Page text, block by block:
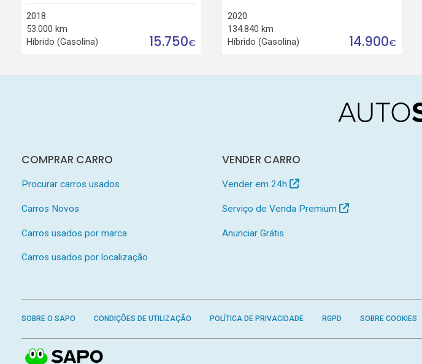
2018
53.000 km
Híbrido (Gasolina)
15.750€
2020
134.840 km
Híbrido (Gasolina)
14.900€
COMPRAR CARRO
Procurar carros usados
Carros Novos
Carros usados por marca
Carros usados por localização
VENDER CARRO
Vender em 24h
Serviço de Venda Premium
Anunciar Grátis
SOBRE O SAPO CONDIÇÕES DE UTILIZAÇÃO POLÍTICA DE PRIVACIDADE RGPD SOBRE COOKIES